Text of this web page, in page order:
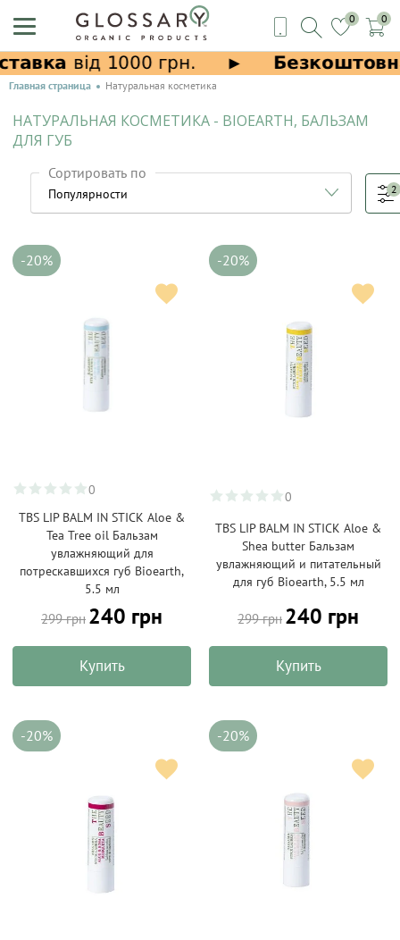
0 0
Главная страница Натуральная косметика
НАТУРАЛЬНАЯ КОСМЕТИКА - BIOEARTH, БАЛЬЗАМ
ДЛЯ ГУБ
Сортировать по
2
-20%
0
TBS LIP BALM IN STICK Aloe &
Tea Tree oil Бальзам
увлажняющий для
потрескавшихся губ Bioearth,
5.5 мл
299 грн 240 грн
Купить
-20%
0
TBS LIP BALM IN STICK Aloe &
Shea butter Бальзам
увлажняющий и питательный
для губ Bioearth, 5.5 мл
299 грн 240 грн
Купить
-20% -20%